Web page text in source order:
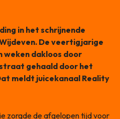
in het schrijnende
De veertigjarige
weken dakloos door
gehaald door het
meldt juicekanaal Reality
zorgde de afgelopen tijd voor